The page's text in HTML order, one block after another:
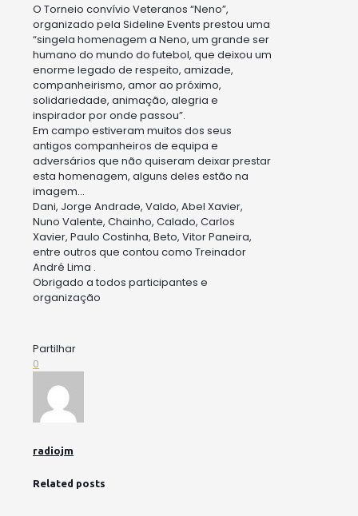
O Torneio convívio Veteranos “Neno”,
organizado pela Sideline Events prestou uma
“singela homenagem a Neno, um grande ser
humano do mundo do futebol, que deixou um
enorme legado de respeito, amizade,
companheirismo, amor ao próximo,
solidariedade, animação, alegria e
inspirador por onde passou”.
Em campo estiveram muitos dos seus
antigos companheiros de equipa e
adversários que não quiseram deixar prestar
esta homenagem, alguns deles estão na
imagem…
Dani, Jorge Andrade, Valdo, Abel Xavier,
Nuno Valente, Chainho, Calado, Carlos
Xavier, Paulo Costinha, Beto, Vitor Paneira,
entre outros que contou como Treinador
André Lima .
Obrigado a todos participantes e
organização
Partilhar
0
radiojm
Related posts